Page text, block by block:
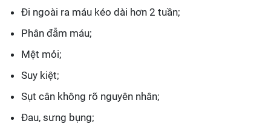
Đi ngoài ra máu kéo dài hơn 2 tuần;
Phân đẫm máu;
Mệt mỏi;
Suy kiệt;
Sụt cân không rõ nguyên nhân;
Đau, sưng bụng;